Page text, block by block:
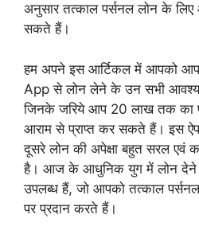
अनुसार तत्काल पर्सनल लोन के
सकते हैं।
हम अपने इस आर्टिकल में आपको
App से लोन लेने के उन सभी
जिनके जरिये आप 20 लाख तक का
आराम से प्राप्त कर सकते हैं। इस ऐप
दूसरे लोन की अपेक्षा बहुत सरल एवं
है। आज के आधुनिक युग में लोन देने
उपलब्ध हैं, जो आपको तत्काल
पर प्रदान करते हैं।